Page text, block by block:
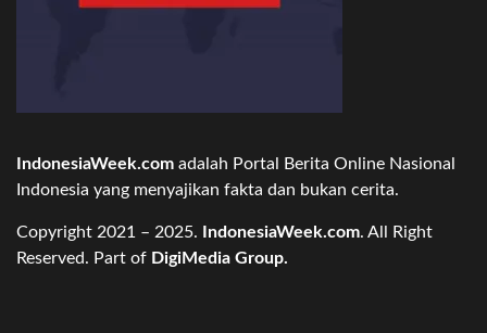
IndonesiaWeek.com adalah Portal Berita Online Nasional
Indonesia yang menyajikan fakta dan bukan cerita.
Copyright 2021 – 2025. IndonesiaWeek.com. All Right
Reserved. Part of DigiMedia Group.